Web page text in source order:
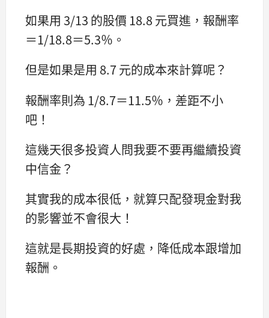
如果用 3/13 的股價 18.8 元買進，報酬率
＝1/18.8＝5.3％。
但是如果是用 8.7 元的成本來計算呢？
報酬率則為 1/8.7＝11.5％，差距不小
吧！
這幾天很多投資人問我要不要再繼續投資
中信金？
其實我的成本很低，就算只配發現金對我
的影響並不會很大！
這就是長期投資的好處，降低成本跟增加
報酬。